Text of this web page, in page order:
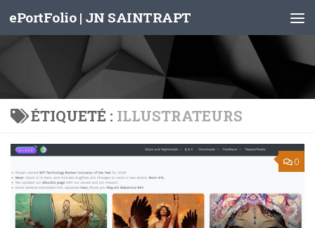
Skip to content
ePortFolio | JN SAINTRAPT
ÉTIQUETÉ : ILLUSTRATEURS
0